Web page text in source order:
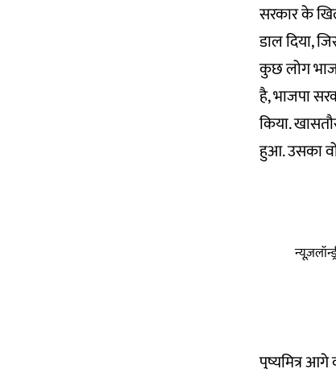
सरकार के
डाल दिया,
कुछ लोग
है, भाजपा
किया.
हुआ. उसका
पुष्यमित्र